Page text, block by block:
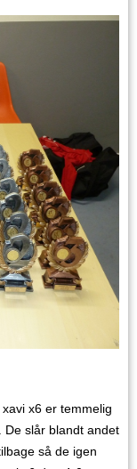
x6 er temmelig
slår blandt andet
så de igen